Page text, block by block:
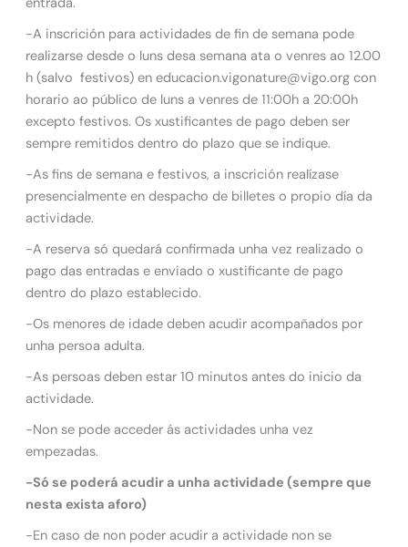
-A inscrición para actividades de fin de semana pode
realizarse desde o luns desa semana ata o venres ao 12.00
h (salvo festivos) en educacion.vigonature@vigo.org con
horario ao público de luns a venres de 11:00h a 20:00h
excepto festivos. Os xustificantes de pago deben ser
sempre remitidos dentro do plazo que se indique.
-As fins de semana e festivos, a inscrición realízase
presencialmente en despacho de billetes o propio día da
actividade.
-A reserva só quedará confirmada unha vez realizado o
pago das entradas e enviado o xustificante de pago
dentro do plazo establecido.
-Os menores de idade deben acudir acompañados por
unha persoa adulta.
-As persoas deben estar 10 minutos antes do inicio da
actividade.
-Non se pode acceder ás actividades unha vez
empezadas.
-Só se poderá acudir a unha actividade (sempre que
nesta exista aforo)
-En caso de non poder acudir a actividade non se